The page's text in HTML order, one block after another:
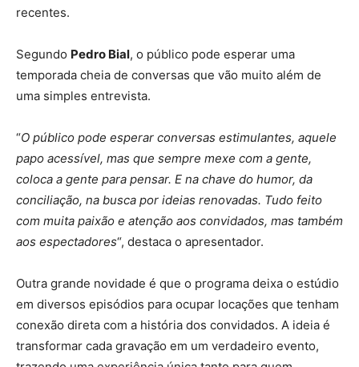
recentes.
Segundo Pedro Bial, o público pode esperar uma
temporada cheia de conversas que vão muito além de
uma simples entrevista.
“O público pode esperar conversas estimulantes, aquele
papo acessível, mas que sempre mexe com a gente,
coloca a gente para pensar. E na chave do humor, da
conciliação, na busca por ideias renovadas. Tudo feito
com muita paixão e atenção aos convidados, mas também
aos espectadores“, destaca o apresentador.
Outra grande novidade é que o programa deixa o estúdio
em diversos episódios para ocupar locações que tenham
conexão direta com a história dos convidados. A ideia é
transformar cada gravação em um verdadeiro evento,